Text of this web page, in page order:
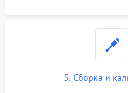
5. Сборка и